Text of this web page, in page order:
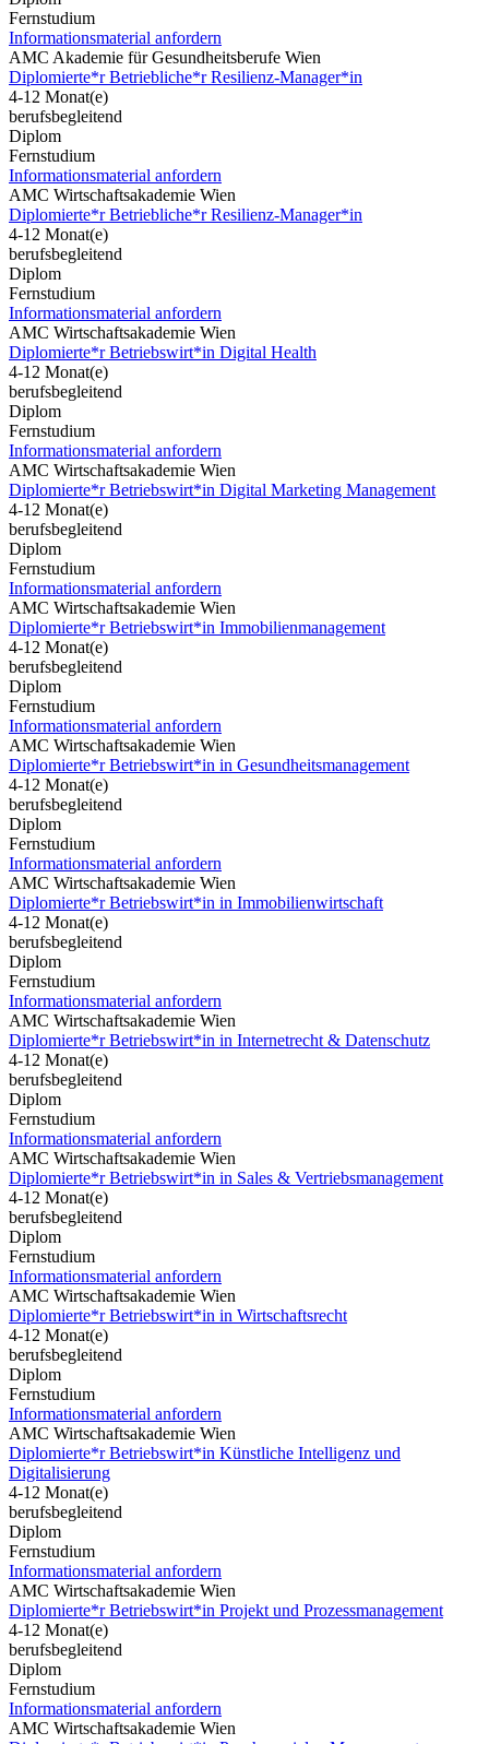
Fernstudium
Informationsmaterial anfordern
AMC Akademie für Gesundheitsberufe Wien
Diplomierte*r Betriebliche*r Resilienz-Manager*in
4-12 Monat(e)
berufsbegleitend
Diplom
Fernstudium
Informationsmaterial anfordern
AMC Wirtschaftsakademie Wien
Diplomierte*r Betriebliche*r Resilienz-Manager*in
4-12 Monat(e)
berufsbegleitend
Diplom
Fernstudium
Informationsmaterial anfordern
AMC Wirtschaftsakademie Wien
Diplomierte*r Betriebswirt*in Digital Health
4-12 Monat(e)
berufsbegleitend
Diplom
Fernstudium
Informationsmaterial anfordern
AMC Wirtschaftsakademie Wien
Diplomierte*r Betriebswirt*in Digital Marketing Management
4-12 Monat(e)
berufsbegleitend
Diplom
Fernstudium
Informationsmaterial anfordern
AMC Wirtschaftsakademie Wien
Diplomierte*r Betriebswirt*in Immobilienmanagement
4-12 Monat(e)
berufsbegleitend
Diplom
Fernstudium
Informationsmaterial anfordern
AMC Wirtschaftsakademie Wien
Diplomierte*r Betriebswirt*in in Gesundheitsmanagement
4-12 Monat(e)
berufsbegleitend
Diplom
Fernstudium
Informationsmaterial anfordern
AMC Wirtschaftsakademie Wien
Diplomierte*r Betriebswirt*in in Immobilienwirtschaft
4-12 Monat(e)
berufsbegleitend
Diplom
Fernstudium
Informationsmaterial anfordern
AMC Wirtschaftsakademie Wien
Diplomierte*r Betriebswirt*in in Internetrecht & Datenschutz
4-12 Monat(e)
berufsbegleitend
Diplom
Fernstudium
Informationsmaterial anfordern
AMC Wirtschaftsakademie Wien
Diplomierte*r Betriebswirt*in in Sales & Vertriebsmanagement
4-12 Monat(e)
berufsbegleitend
Diplom
Fernstudium
Informationsmaterial anfordern
AMC Wirtschaftsakademie Wien
Diplomierte*r Betriebswirt*in in Wirtschaftsrecht
4-12 Monat(e)
berufsbegleitend
Diplom
Fernstudium
Informationsmaterial anfordern
AMC Wirtschaftsakademie Wien
Diplomierte*r Betriebswirt*in Künstliche Intelligenz und
Digitalisierung
4-12 Monat(e)
berufsbegleitend
Diplom
Fernstudium
Informationsmaterial anfordern
AMC Wirtschaftsakademie Wien
Diplomierte*r Betriebswirt*in Projekt und Prozessmanagement
4-12 Monat(e)
berufsbegleitend
Diplom
Fernstudium
Informationsmaterial anfordern
AMC Wirtschaftsakademie Wien